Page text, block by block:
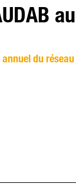
du